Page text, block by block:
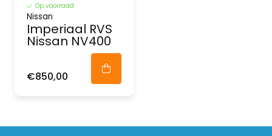
Op voorraad
Nissan
Imperiaal RVS
Nissan NV400
€850,00